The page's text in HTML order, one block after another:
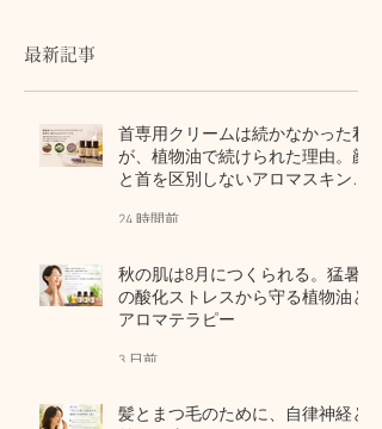
最新記事
首専用クリームは続かなかった私
が、植物油で続けられた理由。顔
と首を区別しないアロマスキンケ
24 時間前
秋の肌は8月につくられる。猛暑
の酸化ストレスから守る植物油と
アロマテラピー
3 日前
髪とまつ毛のために、自律神経と